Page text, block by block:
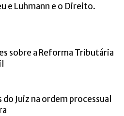
e Luhmann e o Direito.
sobre a Reforma Tributária
do Juiz na ordem processual